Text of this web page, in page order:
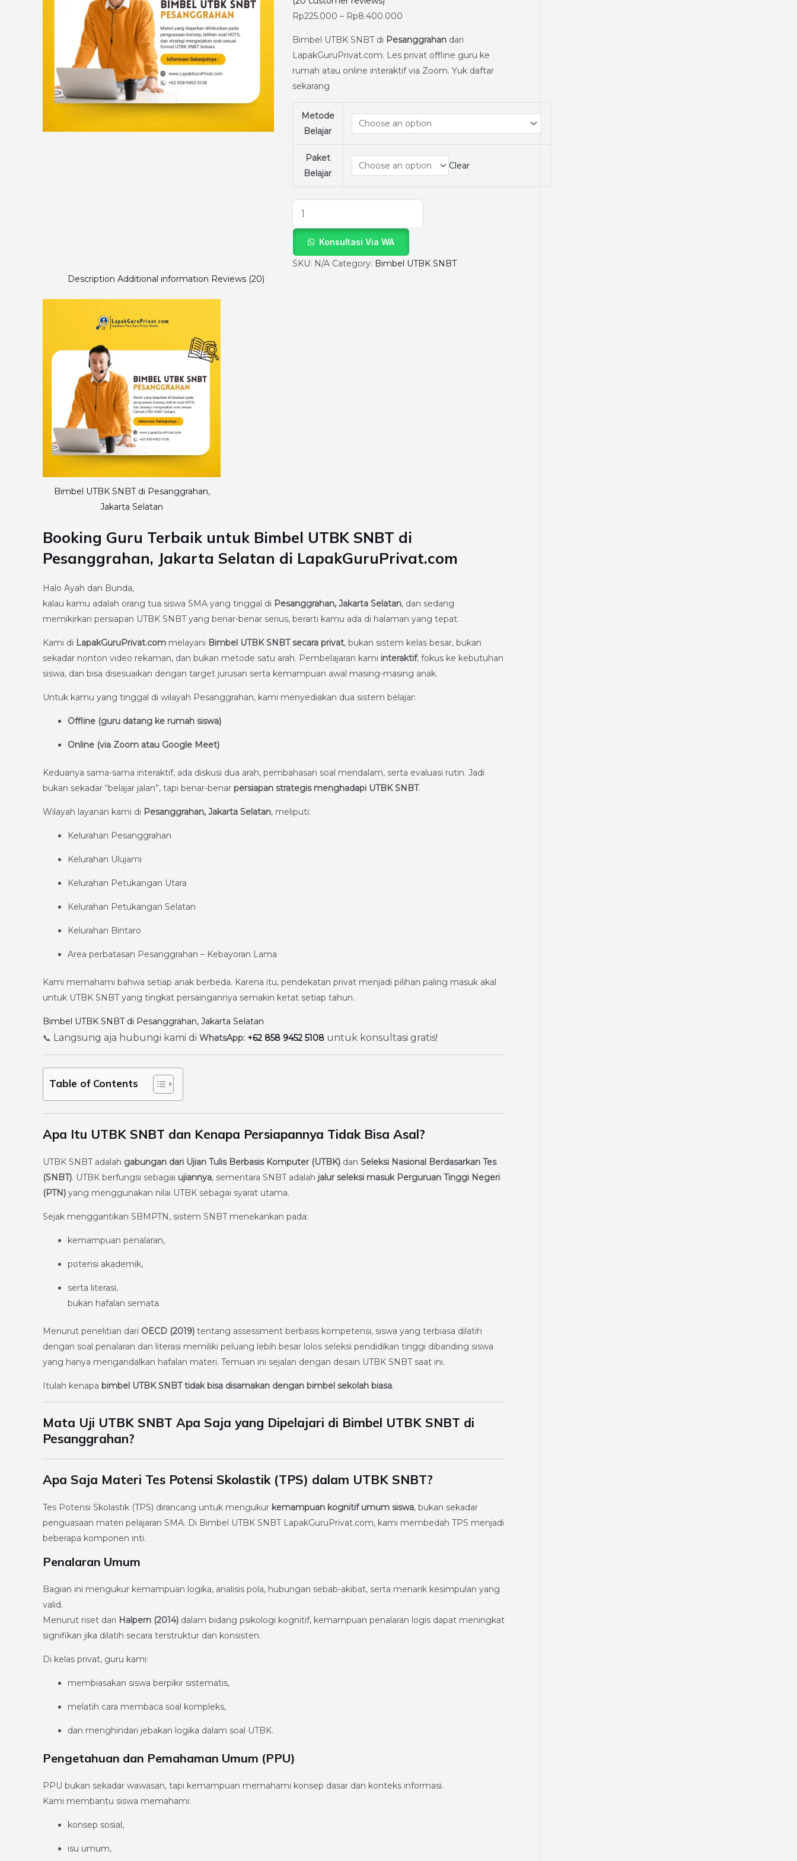
Rp225.000 – Rp8.400.000
Bimbel UTBK SNBT di Pesanggrahandari
LapakGuruPrivat.com. Les privat offline guru ke
rumah atau online interaktif via Zoom. Yuk daftar
sekarang
Metode
Belajar
Paket
Belajar
Clear
di
Jakarta
Selatan
di
LapakGuruPrivat.com
Konsultasi Via WA
SKU: N/A Category: Bimbel UTBK SNBT
Description Additional information Reviews (20)
Bimbel UTBK SNBT di Pesanggrahan,
Jakarta Selatan
Booking Guru Terbaik untuk Bimbel UTBK SNBT di
Pesanggrahan, Jakarta Selatan di LapakGuruPrivat.com
Halo Ayah dan Bunda,
kalau kamu adalah orang tua siswa SMA yang tinggal di Pesanggrahan, Jakarta Selatan, dan sedang
memikirkan persiapan UTBK SNBT yang benar-benar serius, berarti kamu ada di halaman yang tepat.
Kami di LapakGuruPrivat.com melayani Bimbel UTBK SNBT secara privat, bukan sistem kelas besar, bukan
sekadar nonton video rekaman, dan bukan metode satu arah. Pembelajaran kami interaktif, fokus ke kebutuhan
siswa, dan bisa disesuaikan dengan target jurusan serta kemampuan awal masing-masing anak.
Untuk kamu yang tinggal di wilayah Pesanggrahan, kami menyediakan dua sistem belajar:
Offline (guru datang ke rumah siswa)
Online (via Zoom atau Google Meet)
Keduanya sama-sama interaktif, ada diskusi dua arah, pembahasan soal mendalam, serta evaluasi rutin. Jadi
bukan sekadar “belajar jalan”, tapi benar-benar persiapan strategis menghadapi UTBK SNBT.
Wilayah layanan kami di Pesanggrahan, Jakarta Selatan, meliputi:
Kelurahan Pesanggrahan
Kelurahan Ulujami
Kelurahan Petukangan Utara
Kelurahan Petukangan Selatan
Kelurahan Bintaro
Area perbatasan Pesanggrahan – Kebayoran Lama
Kami memahami bahwa setiap anak berbeda. Karena itu, pendekatan privat menjadi pilihan paling masuk akal
untuk UTBK SNBT yang tingkat persaingannya semakin ketat setiap tahun.
Bimbel UTBK SNBT di Pesanggrahan, Jakarta Selatan
📞 Langsung aja hubungi kami di WhatsApp: +62 858 9452 5108 untuk konsultasi gratis!
Table of Contents
Apa Itu UTBK SNBT dan Kenapa Persiapannya Tidak Bisa Asal?
UTBK SNBT adalah gabungan dari Ujian Tulis Berbasis Komputer (UTBK) dan Seleksi Nasional Berdasarkan Tes
(SNBT). UTBK berfungsi sebagai ujiannya, sementara SNBT adalah jalur seleksi masuk Perguruan Tinggi Negeri
(PTN) yang menggunakan nilai UTBK sebagai syarat utama.
Sejak menggantikan SBMPTN, sistem SNBT menekankan pada:
kemampuan penalaran,
potensi akademik,
serta literasi,
bukan hafalan semata.
Menurut penelitian dari OECD (2019) tentang assessment berbasis kompetensi, siswa yang terbiasa dilatih
dengan soal penalaran dan literasi memiliki peluang lebih besar lolos seleksi pendidikan tinggi dibanding siswa
yang hanya mengandalkan hafalan materi. Temuan ini sejalan dengan desain UTBK SNBT saat ini.
Itulah kenapa bimbel UTBK SNBT tidak bisa disamakan dengan bimbel sekolah biasa.
Mata Uji UTBK SNBT Apa Saja yang Dipelajari di Bimbel UTBK SNBT di
Pesanggrahan?
Apa Saja Materi Tes Potensi Skolastik (TPS) dalam UTBK SNBT?
Tes Potensi Skolastik (TPS) dirancang untuk mengukur kemampuan kognitif umum siswa, bukan sekadar
penguasaan materi pelajaran SMA. Di Bimbel UTBK SNBT LapakGuruPrivat.com, kami membedah TPS menjadi
beberapa komponen inti.
Penalaran Umum
Bagian ini mengukur kemampuan logika, analisis pola, hubungan sebab-akibat, serta menarik kesimpulan yang
valid.
Menurut riset dari Halpern (2014) dalam bidang psikologi kognitif, kemampuan penalaran logis dapat meningkat
signifikan jika dilatih secara terstruktur dan konsisten.
Di kelas privat, guru kami:
membiasakan siswa berpikir sistematis,
melatih cara membaca soal kompleks,
dan menghindari jebakan logika dalam soal UTBK.
Pengetahuan dan Pemahaman Umum (PPU)
PPU bukan sekadar wawasan, tapi kemampuan memahami konsep dasar dan konteks informasi.
Kami membantu siswa memahami:
konsep sosial,
isu umum,